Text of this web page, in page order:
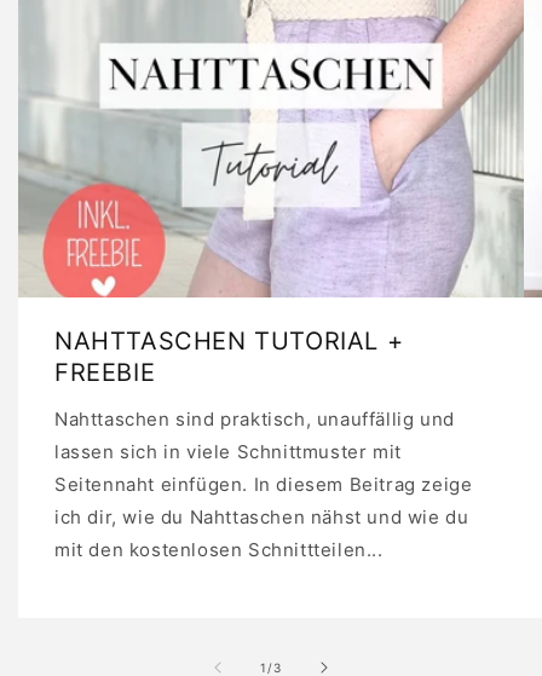
NAHTTASCHEN TUTORIAL +
FREEBIE
Nahttaschen sind praktisch, unauffällig und
lassen sich in viele Schnittmuster mit
Seitennaht einfügen. In diesem Beitrag zeige
ich dir, wie du Nahttaschen nähst und wie du
mit den kostenlosen Schnittteilen...
1 /von
3